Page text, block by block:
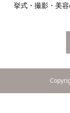
挙式・撮影・美